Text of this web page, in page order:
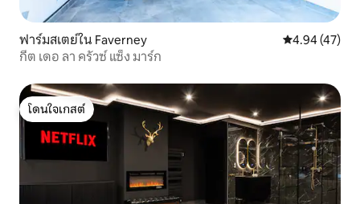
ฟาร์มสเตย์ใน Faverney คะแนนเฉลี่ย
4.94 (47)
กีต เดอ ลา ครัวซ์ แซ็ง มาร์ก
โดนใจเกสต์
โดนใจเกสต์